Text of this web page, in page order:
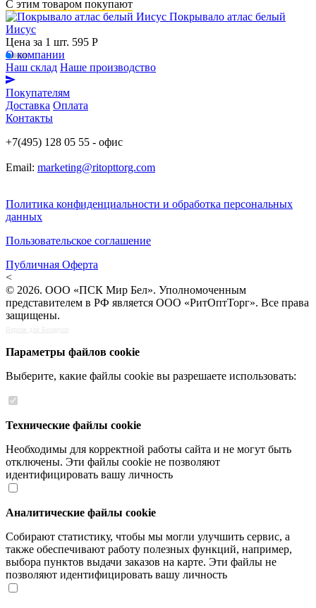
С этим товаром покупают
Покрывало атлас белый
Иисус
Цена за 1 шт. 595 Р
О компании
Наш склад Наше производство
Покупателям
Доставка Оплата
Контакты
+7(495) 128 05 55 - офис
Email: marketing@ritopttorg.com
Политика конфиденциальности и обработка персональных
данных
Пользовательское соглашение
Публичная Оферта
<
© 2026. ООО «ПСК Мир Бел». Уполномоченным
представителем в РФ является ООО «РитОптТорг». Все права
защищены.
Версия для Беларуси
Параметры файлов cookie
Выберите, какие файлы cookie вы разрешаете использовать:
Технические файлы cookie
Необходимы для корректной работы сайта и не могут быть
отключены. Эти файлы cookie не позволяют
идентифицировать вашу личность
Аналитические файлы cookie
Собирают статистику, чтобы мы могли улучшить сервис, а
также обеспечивают работу полезных функций, например,
выбора пунктов выдачи заказов на карте. Эти файлы не
позволяют идентифицировать вашу личность